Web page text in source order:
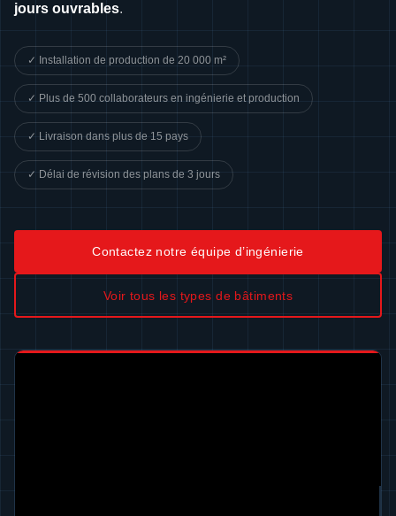
jours ouvrables.
✓ Installation de production de 20 000 m²
✓ Plus de 500 collaborateurs en ingénierie et production
✓ Livraison dans plus de 15 pays
✓ Délai de révision des plans de 3 jours
Contactez notre équipe d’ingénierie
Voir tous les types de bâtiments